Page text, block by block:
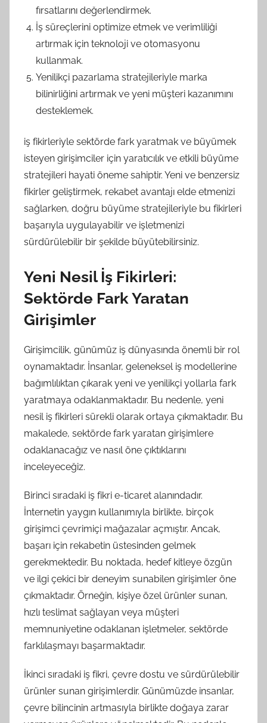
fırsatlarını değerlendirmek.
İş süreçlerini optimize etmek ve verimliliği
artırmak için teknoloji ve otomasyonu
kullanmak.
Yenilikçi pazarlama stratejileriyle marka
bilinirliğini artırmak ve yeni müşteri kazanımını
desteklemek.
iş fikirleriyle sektörde fark yaratmak ve büyümek
isteyen girişimciler için yaratıcılık ve etkili büyüme
stratejileri hayati öneme sahiptir. Yeni ve benzersiz
fikirler geliştirmek, rekabet avantajı elde etmenizi
sağlarken, doğru büyüme stratejileriyle bu fikirleri
başarıyla uygulayabilir ve işletmenizi
sürdürülebilir bir şekilde büyütebilirsiniz.
Yeni Nesil İş Fikirleri:
Sektörde Fark Yaratan
Girişimler
Girişimcilik, günümüz iş dünyasında önemli bir rol
oynamaktadır. İnsanlar, geleneksel iş modellerine
bağımlılıktan çıkarak yeni ve yenilikçi yollarla fark
yaratmaya odaklanmaktadır. Bu nedenle, yeni
nesil iş fikirleri sürekli olarak ortaya çıkmaktadır. Bu
makalede, sektörde fark yaratan girişimlere
odaklanacağız ve nasıl öne çıktıklarını
inceleyeceğiz.
Birinci sıradaki iş fikri e-ticaret alanındadır.
İnternetin yaygın kullanımıyla birlikte, birçok
girişimci çevrimiçi mağazalar açmıştır. Ancak,
başarı için rekabetin üstesinden gelmek
gerekmektedir. Bu noktada, hedef kitleye özgün
ve ilgi çekici bir deneyim sunabilen girişimler öne
çıkmaktadır. Örneğin, kişiye özel ürünler sunan,
hızlı teslimat sağlayan veya müşteri
memnuniyetine odaklanan işletmeler, sektörde
farklılaşmayı başarmaktadır.
İkinci sıradaki iş fikri, çevre dostu ve sürdürülebilir
ürünler sunan girişimlerdir. Günümüzde insanlar,
çevre bilincinin artmasıyla birlikte doğaya zarar